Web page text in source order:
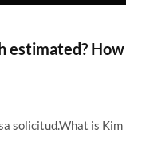
estimated? How
solicitud.What is Kim